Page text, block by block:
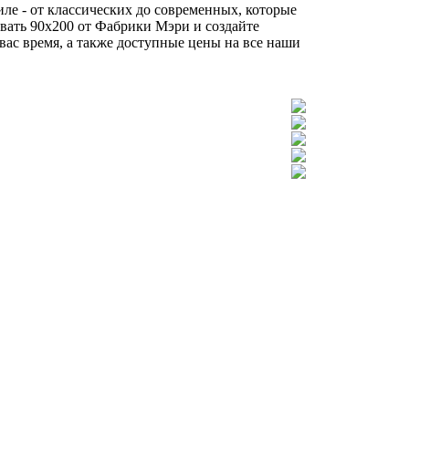
- от классических до современных, которые
90х200 от Фабрики Мэри и создайте
время, а также доступные цены на все наши